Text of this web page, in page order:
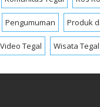
Pengumuman Produk
Video Tegal Wisata Tegal